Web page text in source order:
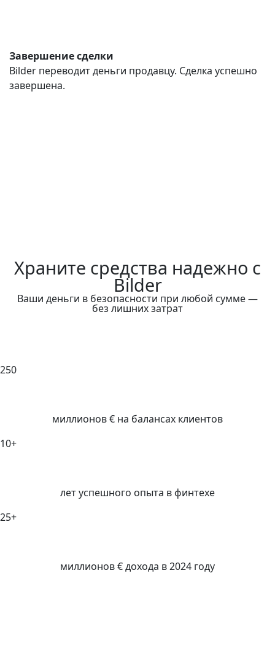
Завершение сделки
Bilder переводит деньги продавцу. Сделка успешно
завершена.
Храните средства надежно с
Bilder
Ваши деньги в безопасности при любой сумме —
без лишних затрат
250
миллионов € на балансах клиентов
10+
лет успешного опыта в финтехе
25+
миллионов € дохода в 2024 году